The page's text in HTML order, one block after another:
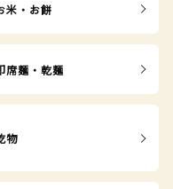
米・お餅
席麺・乾麺
物